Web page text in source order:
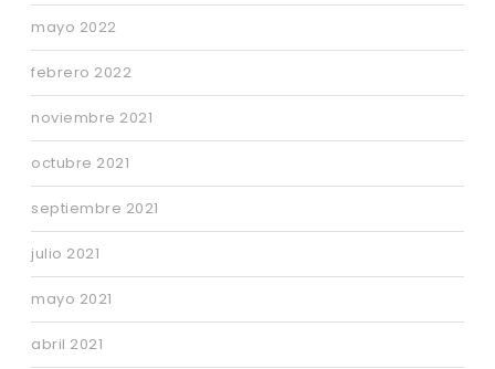
mayo 2022
febrero 2022
noviembre 2021
octubre 2021
septiembre 2021
julio 2021
mayo 2021
abril 2021